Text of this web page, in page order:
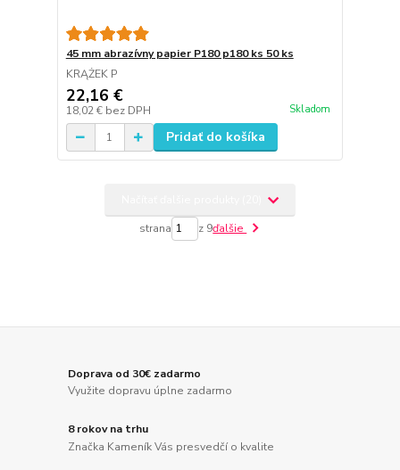
45 mm abrazívny papier P180 p180 ks 50 ks
KRĄŻEK P
22,16 €
18,02 € bez DPH Skladom
Pridať do košíka
strana z 9ďalšie
Doprava od 30€ zadarmo
Využite dopravu úplne zadarmo
8 rokov na trhu
Značka Kameník Vás presvedčí o kvalite